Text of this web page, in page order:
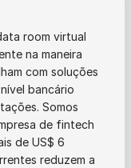
room virtual
na maneira
com soluções
bancário
Somos
de fintech
de US$ 6
reduzem a